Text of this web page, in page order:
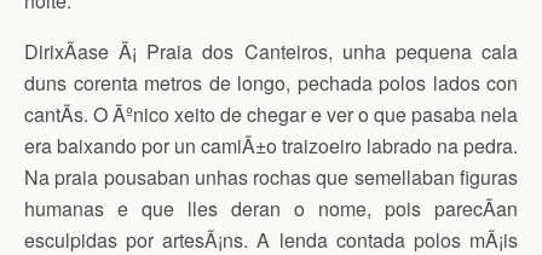
DirixÃ­ase Ã¡ Praia dos Canteiros, unha pequena cala
duns corenta metros de longo, pechada polos lados con
cantÃ­s. O Ãºnico xeito de chegar e ver o que pasaba nela
era baixando por un camiÃ±o traizoeiro labrado na pedra.
Na praia pousaban unhas rochas que semellaban figuras
humanas e que lles deran o nome, pois parecÃ­an
esculpidas por artesÃ¡ns. A lenda contada polos mÃ¡is